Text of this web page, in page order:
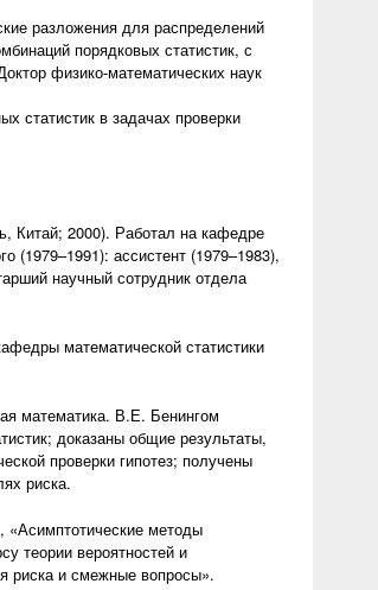
разложения для распределений
порядковых статистик, с
физико-математических наук
статистик в задачах проверки
Китай; 2000). Работал на кафедре
ассистент (1979–1983),
научный сотрудник отдела
математической статистики
математика. В.Е. Бенингом
доказаны общие результаты,
проверки гипотез; получены
риска.
«Асимптотические методы
теории вероятностей и
риска и смежные вопросы».